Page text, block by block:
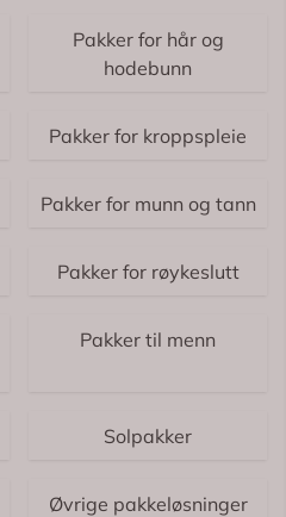
Pakker for hår og
hodebunn
Pakker for kroppspleie
Pakker for munn og tann
Pakker for røykeslutt
Pakker til menn
Solpakker
Øvrige pakkeløsninger